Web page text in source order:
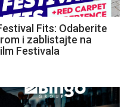
Fits: Odaberite
i zablistajte na
Festivala